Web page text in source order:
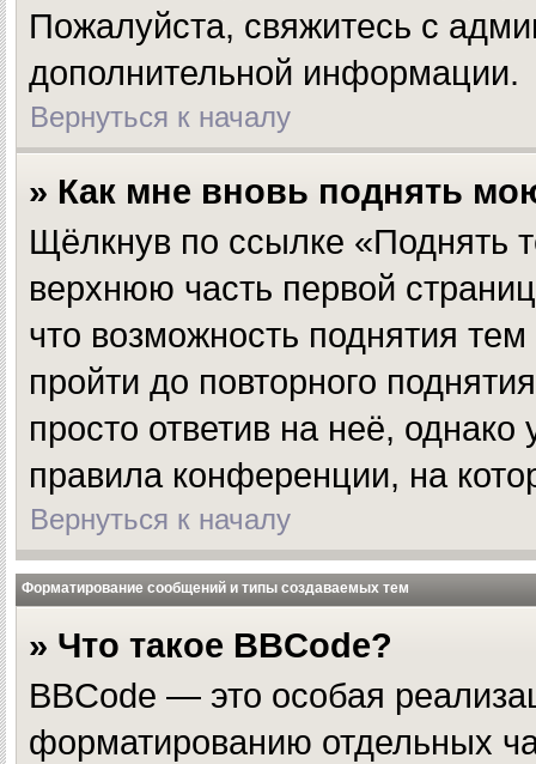
Пожалуйста, свяжитесь с
дополнительной информации.
Вернуться к началу
» Как мне вновь поднять
Щёлкнув по ссылке «Поднять
верхнюю часть первой
что возможность поднятия
пройти до повторного
просто ответив на неё,
правила конференции, на
Вернуться к началу
Форматирование сообщений и типы создаваемых тем
» Что такое BBCode?
BBCode — это особая
форматированию отдельных